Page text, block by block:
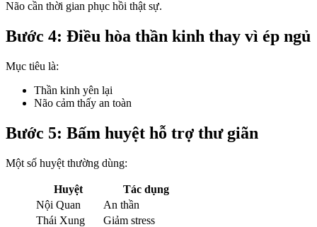
Não cần thời gian phục hồi thật sự.
Bước 4: Điều hòa thần kinh thay vì ép ngủ
Mục tiêu là:
Thần kinh yên lại
Não cảm thấy an toàn
Bước 5: Bấm huyệt hỗ trợ thư giãn
Một số huyệt thường dùng:
Huyệt
Tác dụng
Nội Quan
An thần
Thái Xung
Giảm stress